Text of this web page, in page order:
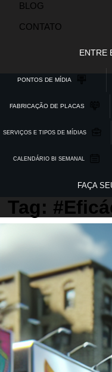
BLOG
CONTATO
ENTRE
PONTOS DE MÍDIA
FABRICAÇÃO DE PLACAS
SERVIÇOS E TIPOS DE MÍDIAS
CALENDÁRIO BI SEMANAL
FAÇA
Tag: